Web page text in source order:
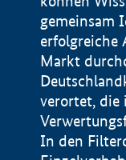
gemeinsam
erfolgreiche
Markt
verortet, die
In den